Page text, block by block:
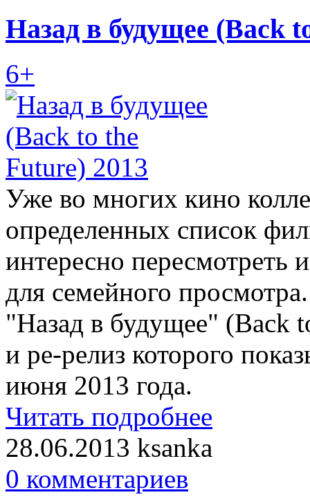
Назад в будущее (Back
6+
Уже во многих кино
определенных список
интересно пересмотреть
для семейного
"Назад в будущее" (Back
и ре-релиз которого
июня 2013 года.
Читать подробнее
28.06.2013 ksanka
0 комментариев